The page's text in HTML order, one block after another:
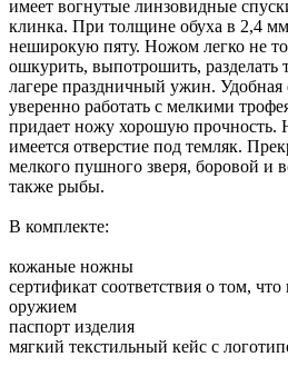
имеет вогнутые линзовидные
клинка. При толщине обуха в 2,4
неширокую пяту. Ножом легко не
ошкурить, выпотрошить, разделать
лагере праздничный ужин. Удобная
уверенно работать с мелкими
придает ножу хорошую прочность.
имеется отверстие под темляк.
мелкого пушного зверя, боровой и
также рыбы.
В комплекте:
кожаные ножны
сертификат соответствия о том,
оружием
паспорт изделия
мягкий текстильный кейс с